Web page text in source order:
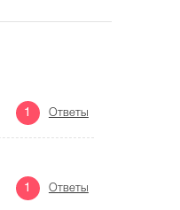
1 Ответы
1 Ответы